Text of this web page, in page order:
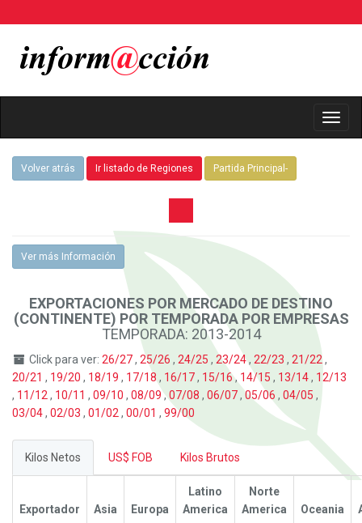
Volver atrás Ir listado de Regiones Partida Principal-
Ver más Información
EXPORTACIONES POR MERCADO DE DESTINO
(CONTINENTE) POR TEMPORADA POR EMPRESAS
TEMPORADA: 2013-2014
Click para ver: 26/27, 25/26 , 24/25 , 23/24, 22/23 , 21/22 ,
20/21 , 19/20 , 18/19 , 17/18 , 16/17, 15/16, 14/15 , 13/14, 12/13
, 11/12 , 10/11 , 09/10 , 08/09,07/08 , 06/07, 05/06 , 04/05 ,
03/04, 02/03 , 01/02 , 00/01 , 99/00
Kilos Netos US$ FOB Kilos Brutos
Exportador Asia Europa
Latino
America
Norte
America
Oceania